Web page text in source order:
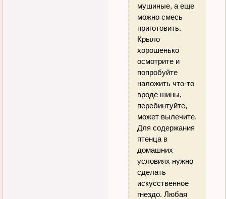
мушиные, а еще
можно смесь
приготовить.
Крыло
хорошенько
осмотрите и
попробуйте
наложить что-то
вроде шины,
перебинтуйте,
может вылечите.
Для содержания
птенца в
домашних
условиях нужно
сделать
искусственное
гнездо. Любая